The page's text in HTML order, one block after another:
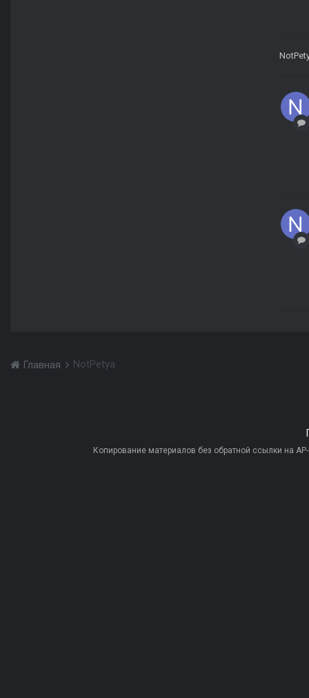
Главная NotPetya
Копирование материалов без обратной ссылки на